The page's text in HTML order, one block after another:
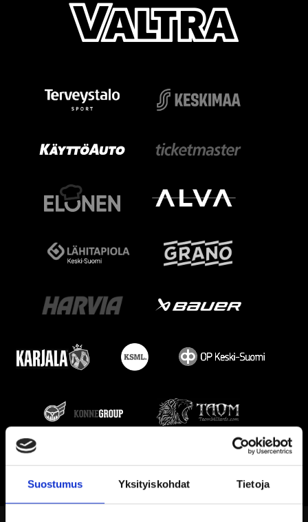
Suostumus Yksityiskohdat Tietoja